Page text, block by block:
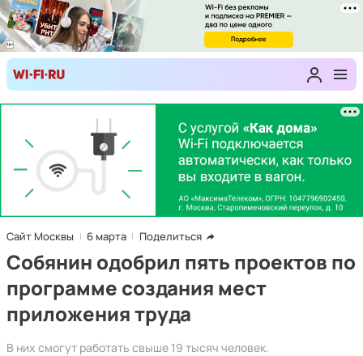
Сайт Москвы 6 марта Поделиться
Собянин одобрил пять проектов по
программе создания мест
приложения труда
В них смогут работать свыше 19 тысяч человек.